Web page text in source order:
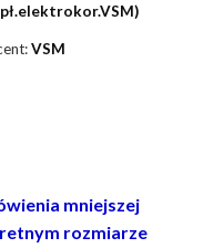
VSM
mniejszej
rozmiarze